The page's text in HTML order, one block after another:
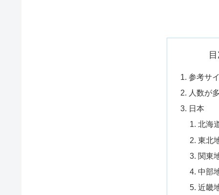
参考サ
人数が
日本
北海
東北
関東
中部
近畿